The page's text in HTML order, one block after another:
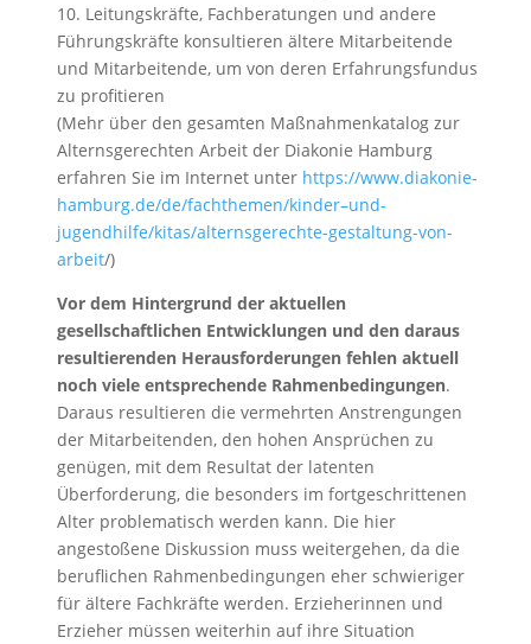
10. Leitungskräfte, Fachberatungen und andere
Führungskräfte konsultieren ältere Mitarbeitende
und Mitarbeitende, um von deren Erfahrungsfundus
zu profitieren
(Mehr über den gesamten Maßnahmenkatalog zur
Alternsgerechten Arbeit der Diakonie Hamburg
erfahren Sie im Internet unterhttps://www.diakonie-
hamburg.de/de/fachthemen/kinder–und-
jugendhilfe/kitas/alternsgerechte-gestaltung-von-
arbeit/)
Vor dem Hintergrund der aktuellen
gesellschaftlichen Entwicklungen und den daraus
resultierenden Herausforderungen fehlen aktuell
noch viele entsprechende Rahmenbedingungen.
Daraus resultieren die vermehrten Anstrengungen
der Mitarbeitenden, den hohen Ansprüchen zu
genügen, mit dem Resultat der latenten
Überforderung, die besonders im fortgeschrittenen
Alter problematisch werden kann. Die hier
angestoßene Diskussion muss weitergehen, da die
beruflichen Rahmenbedingungen eher schwieriger
für ältere Fachkräfte werden. Erzieherinnen und
Erzieher müssen weiterhin auf ihre Situation